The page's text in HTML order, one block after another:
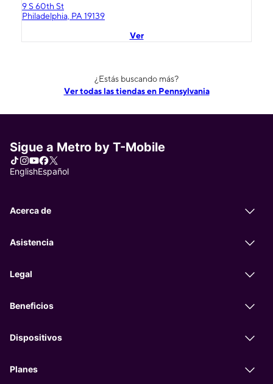
9 S 60th St
Philadelphia, PA 19139
Ver
¿Estás buscando más?
Ver todas las tiendas en Pennsylvania